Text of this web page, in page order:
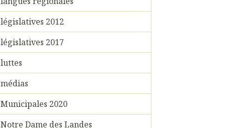
législatives 2012
législatives 2017
luttes
médias
Municipales 2020
Notre Dame des Landes